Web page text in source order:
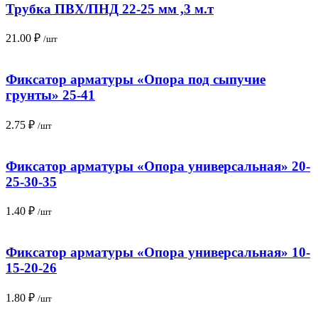
Трубка ПВХ/ПНД 22-25 мм ,3 м.т
21.00 ₽ /шт
Фиксатор арматуры «Опора под сыпучие
грунты» 25-41
2.75 ₽ /шт
Фиксатор арматуры «Опора универсальная» 20-
25-30-35
1.40 ₽ /шт
Фиксатор арматуры «Опора универсальная» 10-
15-20-26
1.80 ₽ /шт